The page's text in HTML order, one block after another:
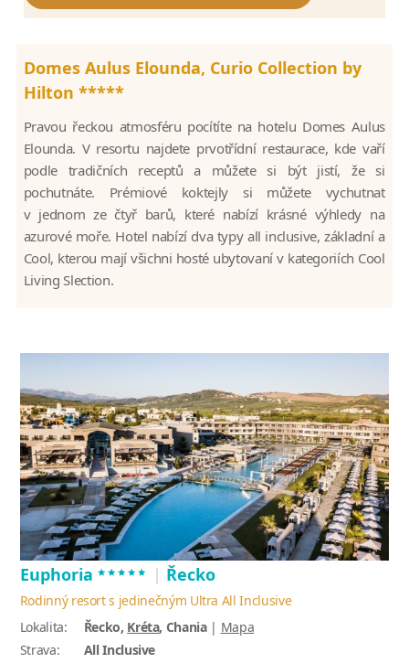
Domes Aulus Elounda, Curio Collection by
Hilton *****
Pravou řeckou atmosféru pocítíte na hotelu Domes Aulus
Elounda. V resortu najdete prvotřídní restaurace, kde vaří
podle tradičních receptů a můžete si být jistí, že si
pochutnáte. Prémiové koktejly si můžete vychutnat
v jednom ze čtyř barů, které nabízí krásné výhledy na
azurové moře. Hotel nabízí dva typy all inclusive, základní a
Cool, kterou mají všichni hosté ubytovaní v kategoriích Cool
Living Slection.
Euphoria ***** | Řecko
Rodinný resort s jedinečným Ultra All Inclusive
Lokalita:
Řecko, Kréta, Chania| Mapa
Strava:
All Inclusive